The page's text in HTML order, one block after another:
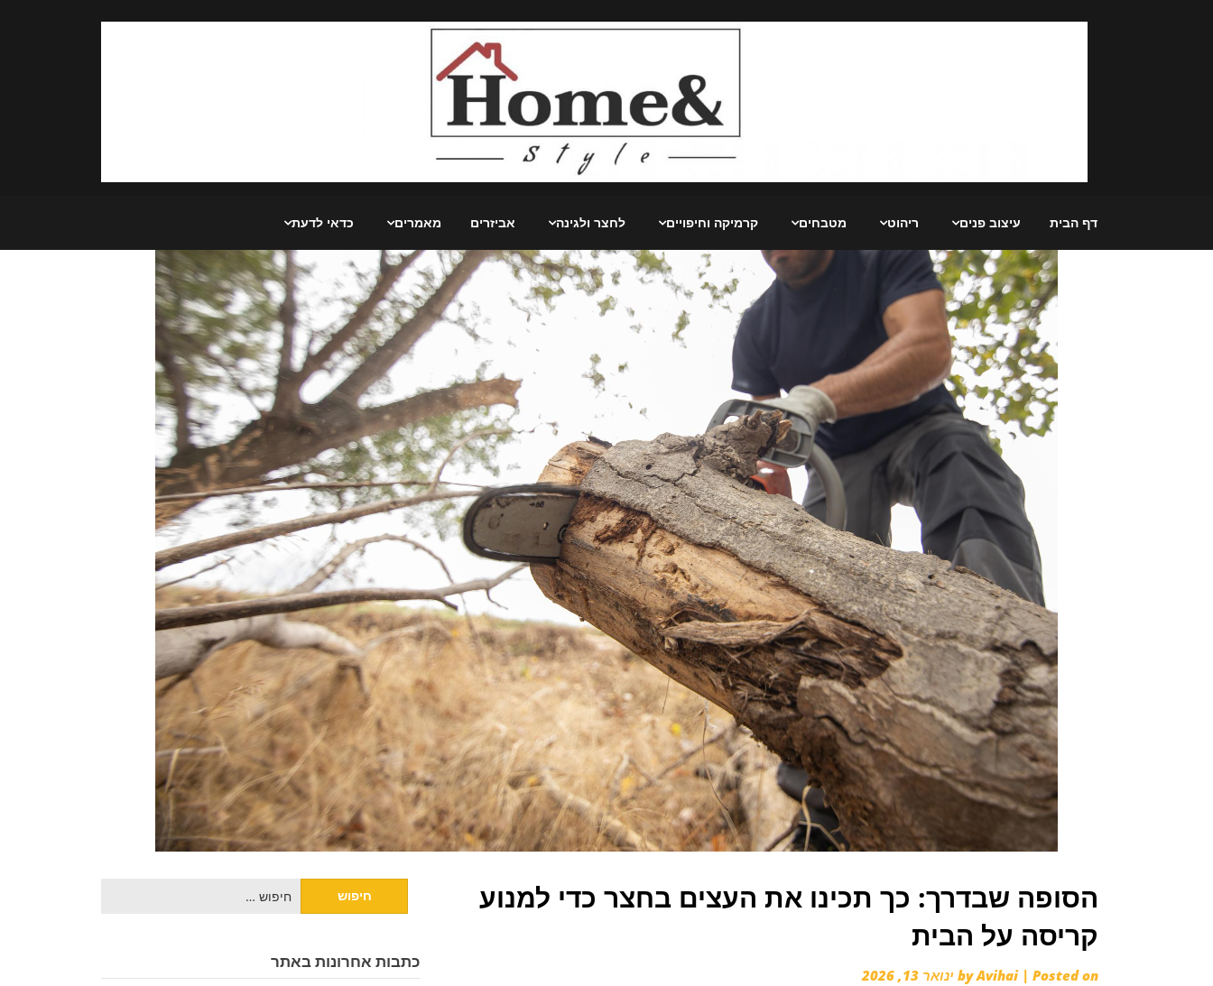
דף הבית עיצוב פנים ריהוט מטבחים קרמיקה וחיפויים לחצר ולגינה אביזרים מאמרים כדאי לדעת
הסופה שבדרך: כך תכינו את העצים בחצר כדי למנוע
קריסה על הבית
byAvihai | Posted on ינואר 13, 2026
כתבות אחרונות באתר